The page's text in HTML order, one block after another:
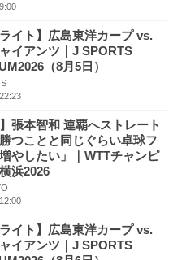
ライト】広島東洋カープ vs.
イアンツ｜J SPORTS
（8月5日）
】張本智和 連覇へストレート
つことと同じぐらい卓球フ
やしたい」｜WTTチャンピ
浜2026
ライト】広島東洋カープ vs.
イアンツ｜J SPORTS